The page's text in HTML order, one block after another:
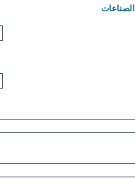
الصناعات